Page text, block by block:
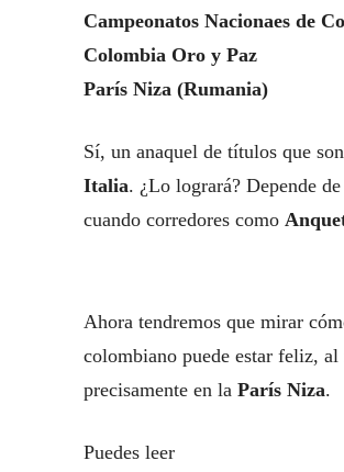
Campeonatos Nacionaes de
Colombia Oro y Paz
París Niza (Rumania)
Sí, un anaquel de títulos que
Italia. ¿Lo logrará? Depende
cuando corredores como
Ahora tendremos que mirar
colombiano puede estar feliz,
precisamente en la París Niza.
Puedes leer